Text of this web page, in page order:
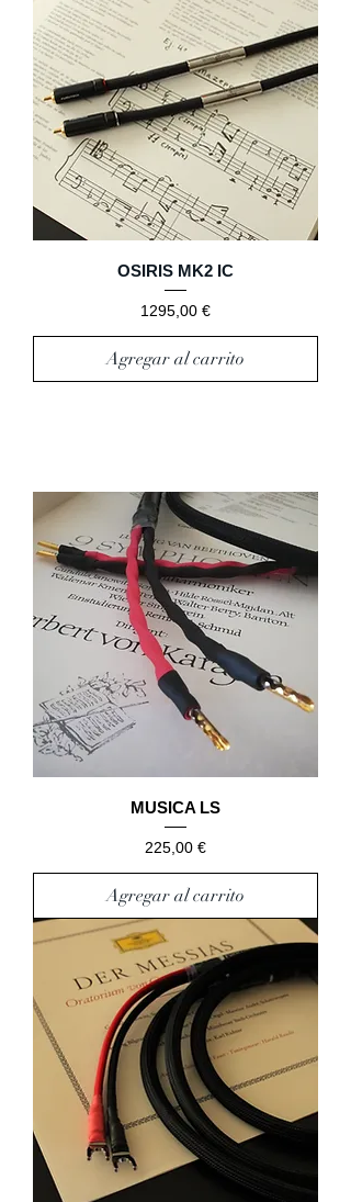
OSIRIS MK2 IC
Precio
1295,00 €
Agregar al carrito
MUSICA LS
Precio
225,00 €
Agregar al carrito